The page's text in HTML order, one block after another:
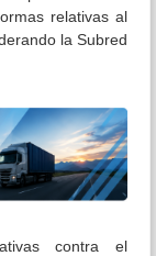
relativas al
la Subred
contra el